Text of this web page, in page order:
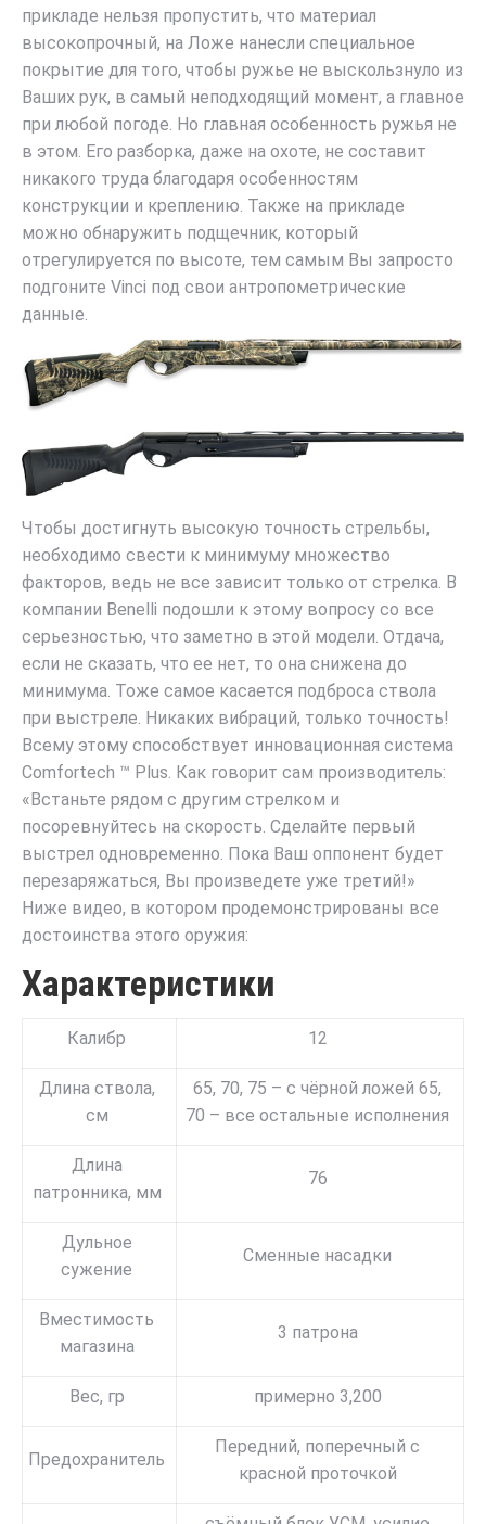
прикладе нельзя пропустить, что материал
высокопрочный, на Ложе нанесли специальное
покрытие для того, чтобы ружье не выскользнуло из
Ваших рук, в самый неподходящий момент, а главное
при любой погоде. Но главная особенность ружья не
в этом. Его разборка, даже на охоте, не составит
никакого труда благодаря особенностям
конструкции и креплению. Также на прикладе
можно обнаружить подщечник, который
отрегулируется по высоте, тем самым Вы запросто
подгоните Vinci под свои антропометрические
данные.
Чтобы достигнуть высокую точность стрельбы,
необходимо свести к минимуму множество
факторов, ведь не все зависит только от стрелка. В
компании Benelli подошли к этому вопросу со все
серьезностью, что заметно в этой модели. Отдача,
если не сказать, что ее нет, то она снижена до
минимума. Тоже самое касается подброса ствола
при выстреле. Никаких вибраций, только точность!
Всему этому способствует инновационная система
Comfortech ™ Plus. Как говорит сам производитель:
«Встаньте рядом с другим стрелком и
посоревнуйтесь на скорость. Сделайте первый
выстрел одновременно. Пока Ваш оппонент будет
перезаряжаться, Вы произведете уже третий!»
Ниже видео, в котором продемонстрированы все
достоинства этого оружия:
Характеристики
Калибр 12
Длина ствола,
см
65, 70, 75 – с чёрной ложей 65,
70 – все остальные исполнения
Длина
патронника, мм
76
Дульное
сужение
Сменные насадки
Вместимость
магазина
3 патрона
Вес, гр примерно 3,200
Предохранитель
Передний, поперечный с
красной проточкой